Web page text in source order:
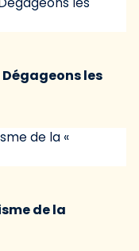
Dégageons les
de la